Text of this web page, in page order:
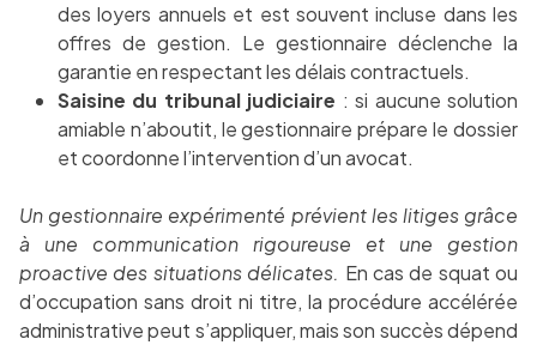
des loyers annuels et est souvent incluse dans les
offres de gestion. Le gestionnaire déclenche la
garantie en respectant les délais contractuels.
Saisine du tribunal judiciaire : si aucune solution
amiable n’aboutit, le gestionnaire prépare le dossier
et coordonne l’intervention d’un avocat.
Un gestionnaire expérimenté prévient les litiges grâce
à une communication rigoureuse et une gestion
proactive des situations délicates. En cas de squat ou
d’occupation sans droit ni titre, la procédure accélérée
administrative peut s’appliquer, mais son succès dépend